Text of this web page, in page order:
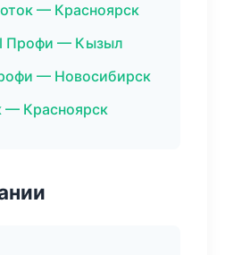
— Красноярск
Профи — Кызыл
— Новосибирск
Красноярск